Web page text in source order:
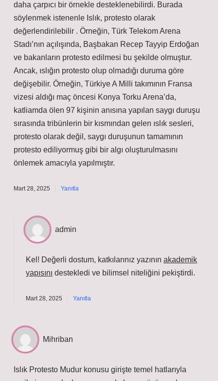
daha çarpıcı bir örnekle desteklenebilirdi. Burada
söylenmek istenenle Islık, protesto olarak
değerlendirilebilir . Örneğin, Türk Telekom Arena
Stadı’nın açılışında, Başbakan Recep Tayyip Erdoğan
ve bakanların protesto edilmesi bu şekilde olmuştur.
Ancak, ıslığın protesto olup olmadığı duruma göre
değişebilir. Örneğin, Türkiye A Milli takımının Fransa
vizesi aldığı maç öncesi Konya Torku Arena’da,
katliamda ölen 97 kişinin anısına yapılan saygı duruşu
sırasında tribünlerin bir kısmından gelen ıslık sesleri,
protesto olarak değil, saygı duruşunun tamamının
protesto ediliyormuş gibi bir algı oluşturulmasını
önlemek amacıyla yapılmıştır.
Mart 28, 2025 Yanıtla
admin
Kel! Değerli dostum, katkılarınız yazının akademik
yapısını destekledi ve bilimsel niteliğini pekiştirdi.
Mart 28, 2025 Yanıtla
Mihriban
Islık Protesto Mudur konusu girişte temel hatlarıyla